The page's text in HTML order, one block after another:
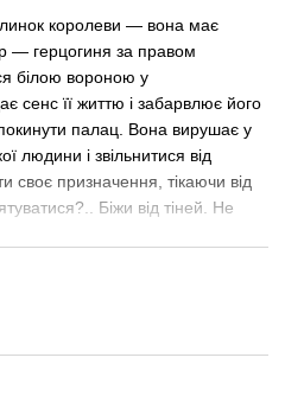
королеви — вона має
— герцогиня за правом
білою вороною у
сенс її життю і забарвлює його
палац. Вона вирушає у
людини і звільнитися від
своє призначення, тікаючи від
Біжи від тіней. Не